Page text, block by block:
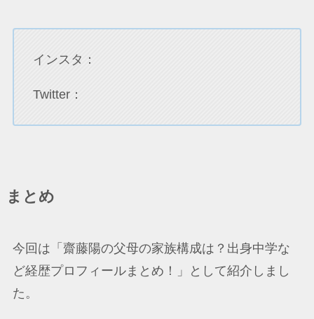
インスタ：
Twitter：
まとめ
今回は「齋藤陽の父母の家族構成は？出身中学な
ど経歴プロフィールまとめ！」として紹介しまし
た。